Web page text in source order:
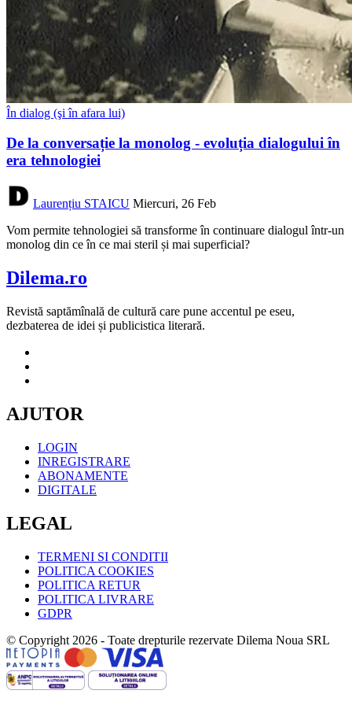
În dialog (şi în afara lui)
De la conversație la monolog - evoluția dialogului în
era tehnologiei
Laurențiu STAICU Miercuri, 26 Feb
Vom permite tehnologiei să transforme în continuare dialogul într-un
monolog din ce în ce mai steril și mai superficial?
Dilema.ro
Revistă saptămînală de cultură care pune accentul pe eseu,
dezbaterea de idei și publicistica literară.
AJUTOR
LOGIN
INREGISTRARE
ABONAMENTE
DIGITALE
LEGAL
TERMENI SI CONDITII
POLITICA COOKIES
POLITICA RETUR
POLITICA LIVRARE
GDPR
© Copyright 2026 - Toate drepturile rezervate Dilema Noua SRL